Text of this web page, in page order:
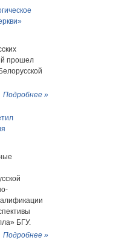
прошел
Подробнее »
БГУ.
Подробнее »